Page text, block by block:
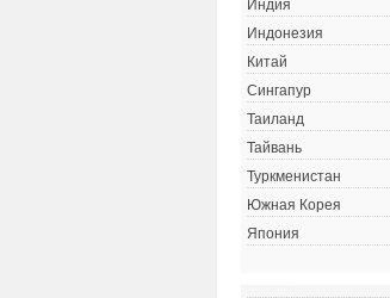
Индия
Индонезия
Китай
Сингапур
Таиланд
Тайвань
Туркменистан
Южная Корея
Япония